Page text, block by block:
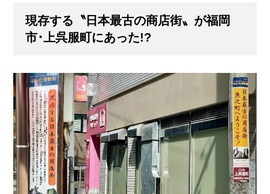
現存する〝日本最古の商店街〟が福岡
市･上呉服町にあった!?